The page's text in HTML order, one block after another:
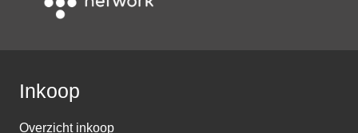
Inkoop
Overzicht inkoop